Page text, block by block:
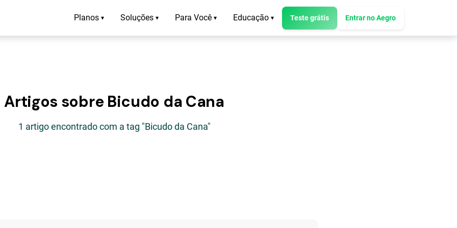
Planos ▾ Soluções ▾ Para Você ▾ Educação ▾ Teste grátis Entrar no Aegro
Artigos sobre Bicudo da Cana
1 artigo encontrado com a tag "Bicudo da Cana"